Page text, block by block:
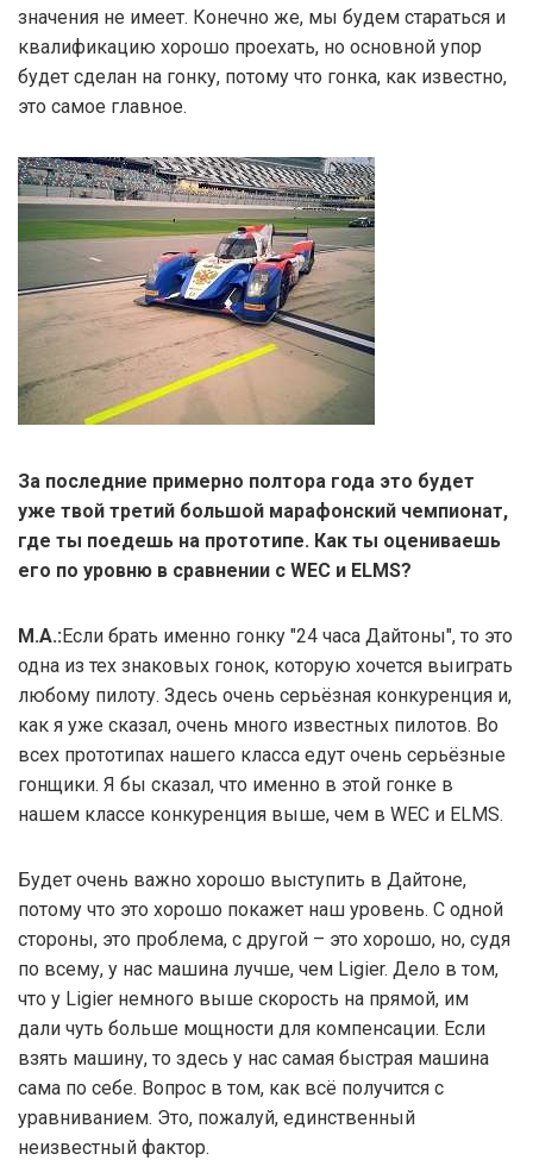
значения не имеет. Конечно же, мы будем стараться и
квалификацию хорошо проехать, но основной упор
будет сделан на гонку, потому что гонка, как известно,
это самое главное.
За последние примерно полтора года это будет
уже твой третий большой марафонский чемпионат,
где ты поедешь на прототипе. Как ты оцениваешь
его по уровню в сравнении с WEC и ELMS?
М.А.:Если брать именно гонку "24 часа Дайтоны", то это
одна из тех знаковых гонок, которую хочется выиграть
любому пилоту. Здесь очень серьёзная конкуренция и,
как я уже сказал, очень много известных пилотов. Во
всех прототипах нашего класса едут очень серьёзные
гонщики. Я бы сказал, что именно в этой гонке в
нашем классе конкуренция выше, чем в WEC и ELMS.
Будет очень важно хорошо выступить в Дайтоне,
потому что это хорошо покажет наш уровень. С одной
стороны, это проблема, с другой – это хорошо, но, судя
по всему, у нас машина лучше, чем Ligier. Дело в том,
что у Ligier немного выше скорость на прямой, им
дали чуть больше мощности для компенсации. Если
взять машину, то здесь у нас самая быстрая машина
сама по себе. Вопрос в том, как всё получится с
уравниванием. Это, пожалуй, единственный
неизвестный фактор.